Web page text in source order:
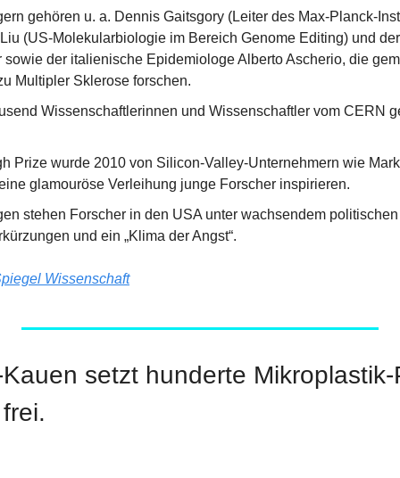
gehören u. a. Dennis Gaitsgory (Leiter des Max-Planck-
(US-Molekularbiologie im Bereich Genome Editing) und
sowie der italienische Epidemiologe Alberto Ascherio, die
Multipler Sklerose forschen.
Wissenschaftlerinnen und Wissenschaftler vom CERN
Prize wurde 2010 von Silicon-Valley-Unternehmern wie
glamouröse Verleihung junge Forscher inspirieren.
stehen Forscher in den USA unter wachsendem
und ein „Klima der Angst“.
Wissenschaft
setzt hunderte Mikroplastik-